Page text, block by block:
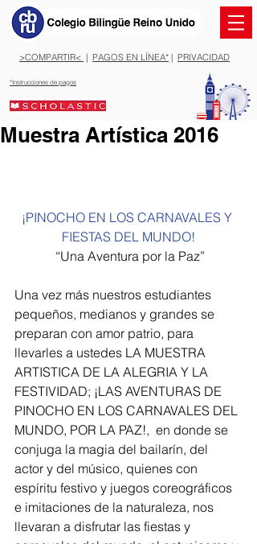
>COMPARTIR< | PAGOS EN LÍNEA* | PRIVACIDAD
*Instrucciones de pagos
Muestra Artística 2016
¡PINOCHO EN LOS CARNAVALES Y
FIESTAS DEL MUNDO!
“Una Aventura por la Paz”
Una vez más nuestros estudiantes
pequeños, medianos y grandes se
preparan con amor patrio, para
llevarles a ustedes LA MUESTRA
ARTISTICA DE LA ALEGRIA Y LA
FESTIVIDAD; ¡LAS AVENTURAS DE
PINOCHO EN LOS CARNAVALES DEL
MUNDO, POR LA PAZ!,  en donde se
conjuga la magia del bailarín, del
actor y del músico, quienes con
espíritu festivo y juegos coreográficos
e imitaciones de la naturaleza, nos
llevaran a disfrutar las fiestas y